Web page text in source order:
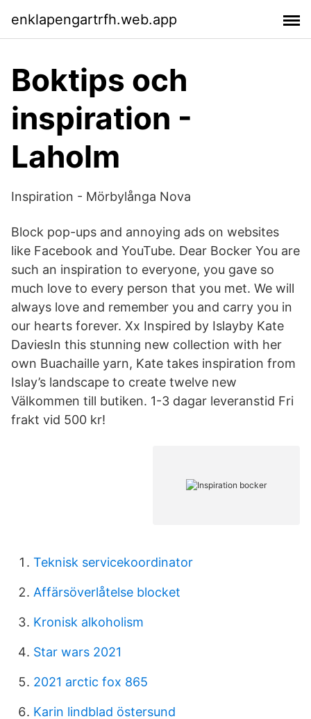
enklapengartrfh.web.app
Boktips och
inspiration -
Laholm
Inspiration - Mörbylånga Nova
Block pop-ups and annoying ads on websites
like Facebook and YouTube. Dear Bocker You are
such an inspiration to everyone, you gave so
much love to every person that you met. We will
always love and remember you and carry you in
our hearts forever. Xx Inspired by Islayby Kate
DaviesIn this stunning new collection with her
own Buachaille yarn, Kate takes inspiration from
Islay’s landscape to create twelve new
Välkommen till butiken. 1-3 dagar leveranstid Fri
frakt vid 500 kr!
Teknisk servicekoordinator
Affärsöverlåtelse blocket
Kronisk alkoholism
Star wars 2021
2021 arctic fox 865
Karin lindblad östersund